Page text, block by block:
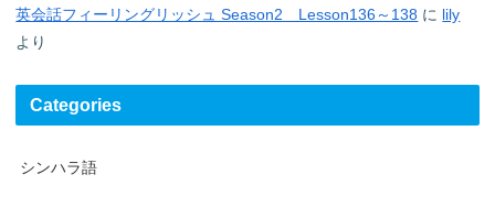
英会話フィーリングリッシュ Season2 Lesson136～138 に lily
より
Categories
シンハラ語